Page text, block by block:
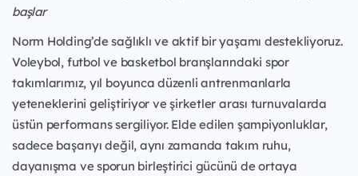
başlar
Norm Holding’de sağlıklı ve aktif bir yaşamı destekliyoruz.
Voleybol, futbol ve basketbol branşlarındaki spor
takımlarımız, yıl boyunca düzenli antrenmanlarla
yeteneklerini geliştiriyor ve şirketler arası turnuvalarda
üstün performans sergiliyor. Elde edilen şampiyonluklar,
sadece başarıyı değil, aynı zamanda takım ruhu,
dayanışma ve sporun birleştirici gücünü de ortaya